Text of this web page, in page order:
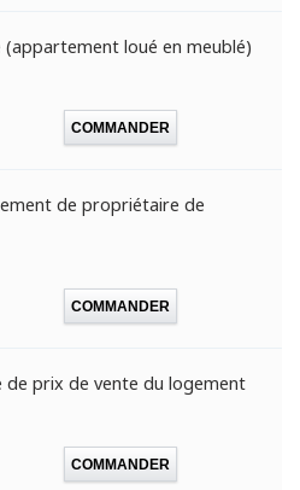
loué en meublé)
COMMANDER
de propriétaire de
COMMANDER
de prix de vente du logement
COMMANDER